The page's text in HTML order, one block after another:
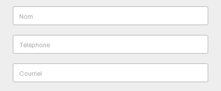
Nom
Téléphone
Courriel